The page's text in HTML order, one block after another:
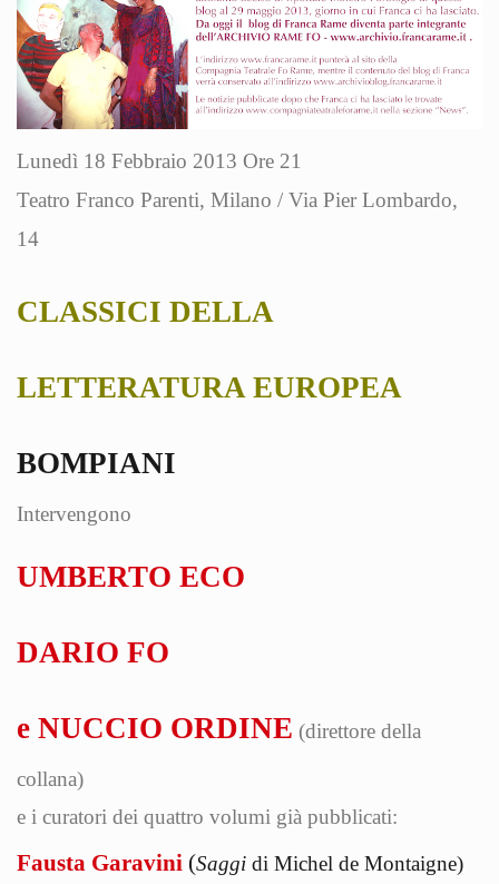
Lunedì 18 Febbraio 2013 Ore 21
Teatro Franco Parenti, Milano / Via Pier Lombardo,
14
CLASSICI DELLA
LETTERATURA EUROPEA
BOMPIANI
Intervengono
UMBERTO ECO
DARIO FO
e NUCCIO ORDINE (direttore della
collana)
e i curatori dei quattro volumi già pubblicati:
Fausta Garavini (Saggi di Michel de Montaigne)